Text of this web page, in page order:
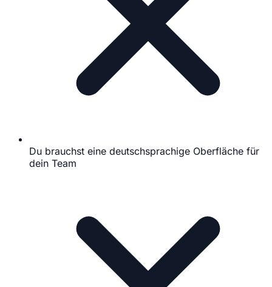
Du brauchst eine deutschsprachige Oberfläche für
dein Team